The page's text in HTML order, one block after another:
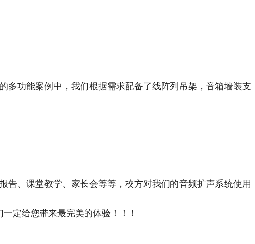
多功能案例中，我们根据需求配备了线阵列吊架，音箱墙装支
、课堂教学、家长会等等，校方对我们的音频扩声系统使用
定给您带来最完美的体验！！！